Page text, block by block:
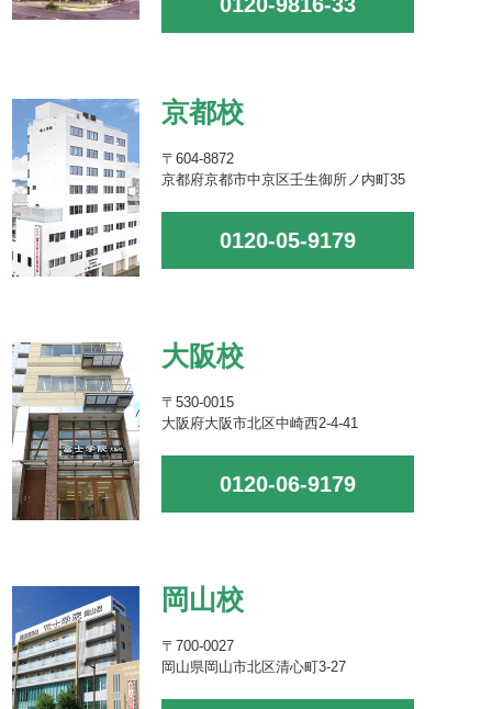
京都校
〒604-8872
京都府京都市中京区壬生御所ノ内町35
0120-05-9179
大阪校
〒530-0015
大阪府大阪市北区中崎西2-4-41
0120-06-9179
岡山校
〒700-0027
岡山県岡山市北区清心町3-27